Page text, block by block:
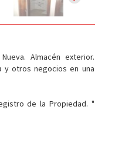
Almacén exterior.
y otros negocios en una
de la Propiedad. "